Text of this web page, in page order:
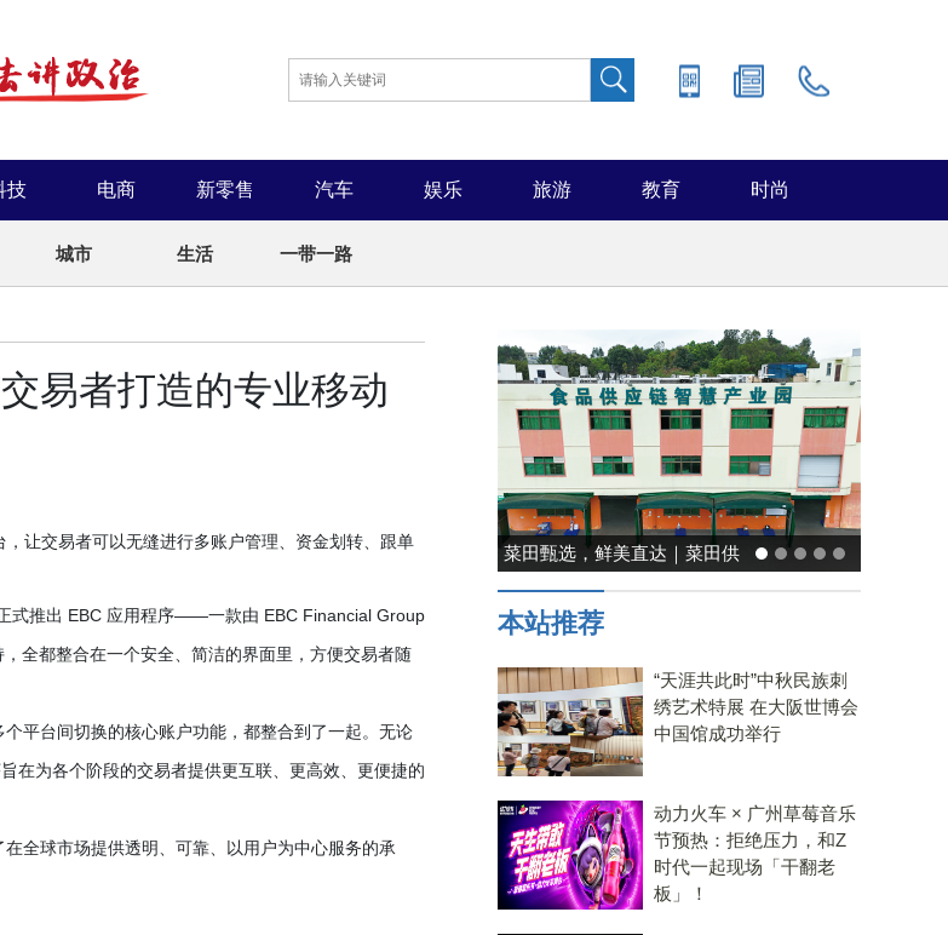
技 电商 新零售 汽车 娱乐 旅游 教育 时尚
城市 生活 一带一路
易者打造的专业移动
让交易者可以无缝进行多账户管理、资金划转、跟单
式推出 EBC 应用程序——一款由 EBC Financial Group
全都整合在一个安全、简洁的界面里，方便交易者随
平台间切换的核心账户功能，都整合到了一起。无论
在为各个阶段的交易者提供更互联、更高效、更便捷的
全球市场提供透明、可靠、以用户为中心服务的承
菜田甄选，鲜美直达｜菜田供
应链，重塑净菜新鲜标准
本站推荐
“天涯共此时”中秋民族刺
绣艺术特展 在大阪世博会
中国馆成功举行
动力火车 × 广州草莓音乐
节预热：拒绝压力，和Z
时代一起现场「干翻老
板」！